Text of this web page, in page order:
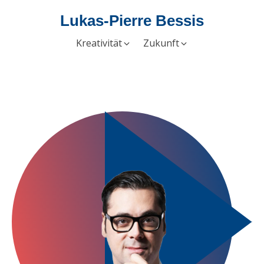
Lukas-Pierre Bessis
Kreativität Zukunft